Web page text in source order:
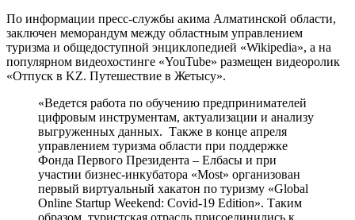
По информации пресс-службы акима Алматинской области,
заключен меморандум между областным управлением
туризма и общедоступной энциклопедией «Wikipedia», а на
популярном видеохостинге «YouTube» размещен видеоролик
«Отпуск в KZ. Путешествие в Жетысу».
«Ведется работа по обучению предпринимателей
цифровым инструментам, актуализации и анализу
выгруженных данных. Также в конце апреля
управлением туризма области при поддержке
Фонда Первого Президента – Елбасы и при
участии бизнес-инкубатора «Most» организован
первый виртуальный хакатон по туризму «Global
Online Startup Weekend: Covid-19 Edition». Таким